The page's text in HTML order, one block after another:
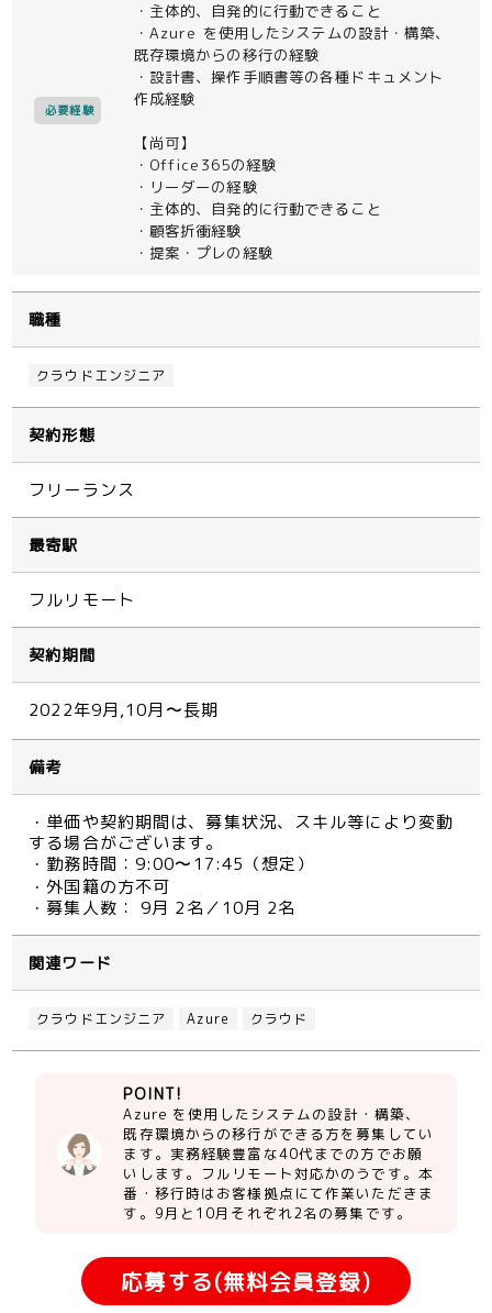
必要経験
・主体的、自発的に行動できること
・Azure を使用したシステムの設計・構築、
既存環境からの移行の経験
・設計書、操作手順書等の各種ドキュメント
作成経験
【尚可】
・Office365の経験
・リーダーの経験
・主体的、自発的に行動できること
・顧客折衝経験
・提案・プレの経験
職種
クラウドエンジニア
契約形態
フリーランス
最寄駅
フルリモート
契約期間
2022年9月,10月〜長期
備考
・単価や契約期間は、募集状況、スキル等により変動
する場合がございます。
・勤務時間：9:00〜17:45（想定）
・外国籍の方不可
・募集人数： 9月 2名／10月 2名
関連ワード
クラウドエンジニア Azure クラウド
POINT!
Azure を使用したシステムの設計・構築、
既存環境からの移行ができる方を募集してい
ます。実務経験豊富な40代までの方でお願
いします。フルリモート対応かのうです。本
番・移行時はお客様拠点にて作業いただきま
す。9月と10月それぞれ2名の募集です。
応募する(無料会員登録)